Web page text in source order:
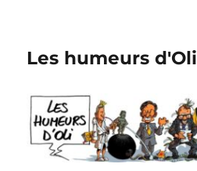
Les humeurs d'Oli